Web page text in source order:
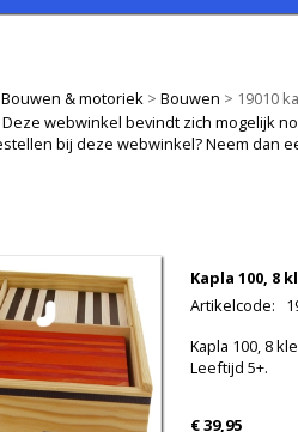
Bouwen & motoriek > Bouwen > 19010
webwinkel bevindt zich mogelijk
bij deze webwinkel? Neem dan
Kapla 100, 8
Artikelcode:
Kapla 100, 8
Leeftijd 5+.
€ 39,95